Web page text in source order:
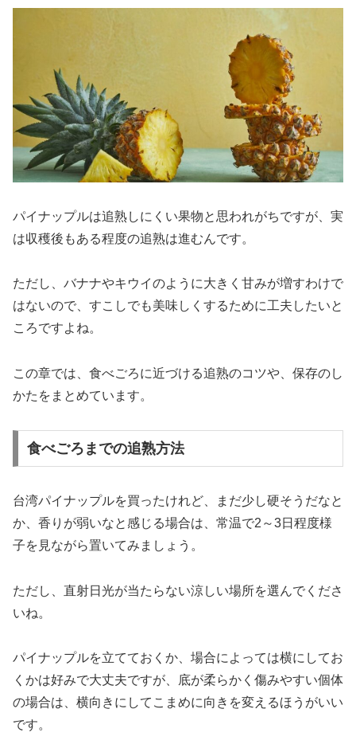
パイナップルは追熟しにくい果物と思われがちですが、実
は収穫後もある程度の追熟は進むんです。
ただし、バナナやキウイのように大きく甘みが増すわけで
はないので、すこしでも美味しくするために工夫したいと
ころですよね。
この章では、食べごろに近づける追熟のコツや、保存のし
かたをまとめています。
食べごろまでの追熟方法
台湾パイナップルを買ったけれど、まだ少し硬そうだなと
か、香りが弱いなと感じる場合は、常温で2～3日程度様
子を見ながら置いてみましょう。
ただし、直射日光が当たらない涼しい場所を選んでくださ
いね。
パイナップルを立てておくか、場合によっては横にしてお
くかは好みで大丈夫ですが、底が柔らかく傷みやすい個体
の場合は、横向きにしてこまめに向きを変えるほうがいい
です。